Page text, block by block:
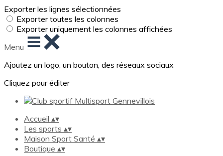
Exporter les lignes sélectionnées
Exporter toutes les colonnes
Exporter uniquement les colonnes affichées
Menu
Ajoutez un logo, un bouton, des réseaux sociaux
Cliquez pour éditer
Accueil ▴▾
Les sports ▴▾
Maison Sport Santé ▴▾
Boutique ▴▾